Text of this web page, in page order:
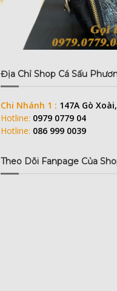
Địa Chỉ Shop Cá Sấu
Chi Nhánh 1 : 147A Gò
Hotline: 0979 0779 04
Hotline: 086 999 0039
Theo Dõi Fanpage Của